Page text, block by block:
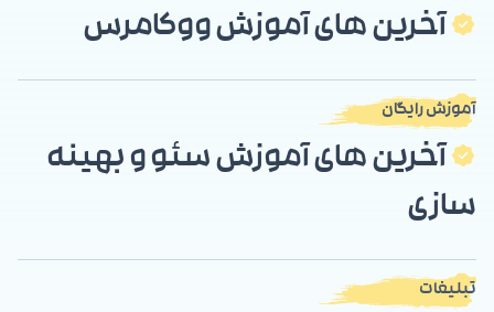
آخرین های آموزش ووکامرس
آموزش رایگان
آخرین های آموزش سئو و بهینه
سازی
تبلیغات